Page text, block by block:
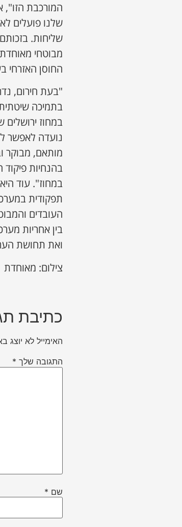
המורכבת הזו",
שלנו פועלים
מבוטחי מאוחדת
החוסן האזרחי
"בעת חירום,
בתמיכה
במחוז
נועדה לאפשר
מותאם, מבוקר
בהנחיות
במחוז". עוד
תפקודית
העובדים
בין אחריות
ואת תחושת
צילום: מאוחדת
כתיבת
האימייל לא יוצג
התגובה שלך *
שם *